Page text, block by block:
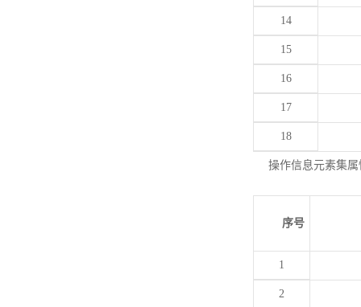
14
15
16
17
18
操作信息元素集
序号
1
2